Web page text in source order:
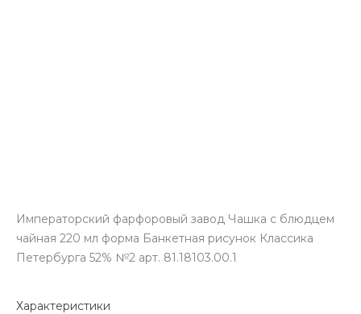
Императорский фарфоровый завод Чашка с блюдцем
чайная 220 мл форма Банкетная рисунок Классика
Петербурга 52% №2 арт. 81.18103.00.1
Характеристики